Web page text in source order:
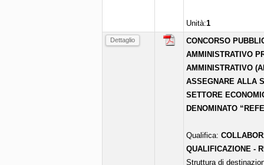
Unità:1
Dettaglio
CONCORSO
AMMINISTRATIVO
AMMINISTRATIVO
ASSEGNARE ALLA
SETTORE
DENOMINATO
Qualifica:
QUALIFICAZIONE -
Struttura di